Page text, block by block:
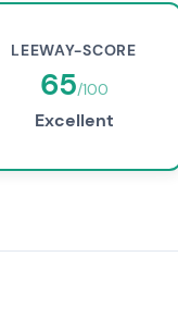
LEEWAY-SCORE
65/100
Excellent